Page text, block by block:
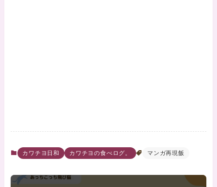
カワチヨ日和 カワチヨの食べログ。 マンガ再現飯